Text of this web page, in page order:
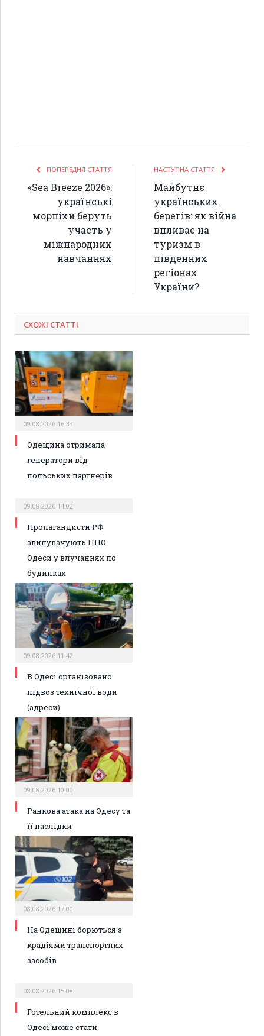
ПОПЕРЕДНЯ СТАТТЯ
«Sea Breeze 2026»:
українські
морпіхи беруть
участь у
міжнародних
навчаннях
НАСТУПНА СТАТТЯ
Майбутнє
українських
берегів: як війна
впливає на
туризм в
південних
регіонах
України?
СХОЖІ СТАТТІ
09.08.2026 16:33
Одещина отримала
генератори від
польських партнерів
09.08.2026 14:02
Пропагандисти РФ
звинувачують ППО
Одеси у влучаннях по
будинках
09.08.2026 11:42
В Одесі організовано
підвоз технічної води
(адреси)
09.08.2026 10:00
Ранкова атака на Одесу та
її наслідки
08.08.2026 17:00
На Одещині борються з
крадіями транспортних
засобів
08.08.2026 15:08
Готельний комплекс в
Одесі може стати